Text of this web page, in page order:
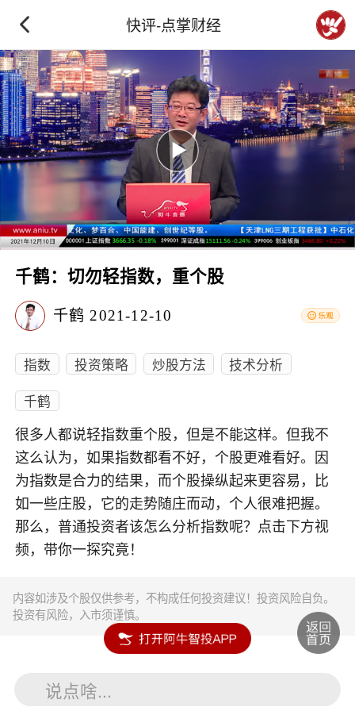
快评-点掌财经
千鹤：切勿轻指数，重个股
千鹤 2021-12-10
指数 投资策略 炒股方法
技术分析
千鹤
很多人都说轻指数重个股，但是不能这样。但我不
这么认为，如果指数都看不好，个股更难看好。因
为指数是合力的结果，而个股操纵起来更容易，比
如一些庄股，它的走势随庄而动，个人很难把握。
那么，普通投资者该怎么分析指数呢？点击下方视
频，带你一探究竟！
内容如涉及个股仅供参考，不构成任何投资建议！投资风险自负。
投资有风险，入市须谨慎。
说点啥...